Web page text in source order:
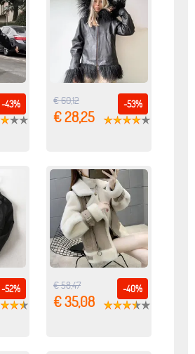
-43% -53%
€ 60,12
€ 28,25
-52% -40%
€ 58,47
€ 35,08